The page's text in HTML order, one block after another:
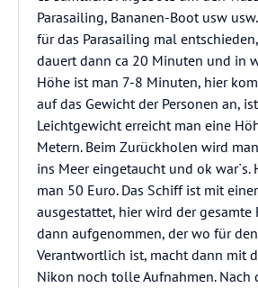
Parasailing, Bananen-Boot usw
für das Parasailing mal
dauert dann ca 20 Minuten und in
Höhe ist man 7-8 Minuten, hier
auf das Gewicht der Personen an,
Leichtgewicht erreicht man eine
Metern. Beim Zurückholen wird
ins Meer eingetaucht und ok war`s.
man 50 Euro. Das Schiff ist mit
ausgestattet, hier wird der gesamte
dann aufgenommen, der wo für
Verantwortlich ist, macht dann mit
Nikon noch tolle Aufnahmen. Nach